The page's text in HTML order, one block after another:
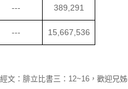
--- 389,291
--- 15,667,536
文：腓立比書三：12~16，歡迎兄姊